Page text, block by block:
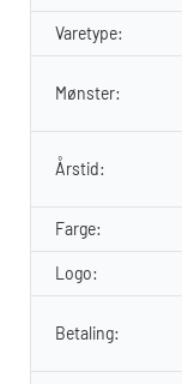
Varetype:
Mønster:
Årstid:
Farge:
Logo:
Betaling: